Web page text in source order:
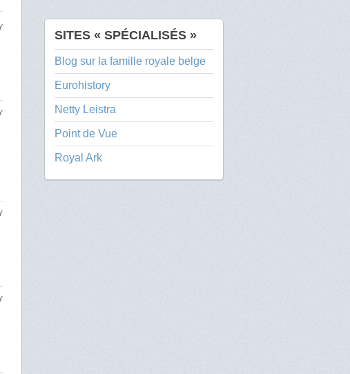
SITES « SPÉCIALISÉS »
Blog sur la famille royale belge
Eurohistory
Netty Leistra
Point de Vue
Royal Ark